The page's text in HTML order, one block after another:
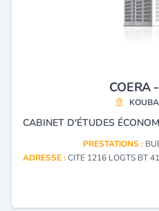
COERA
PRESTATIONS :
ADRESSE :CITE 1216 LOGTS BT 41 B